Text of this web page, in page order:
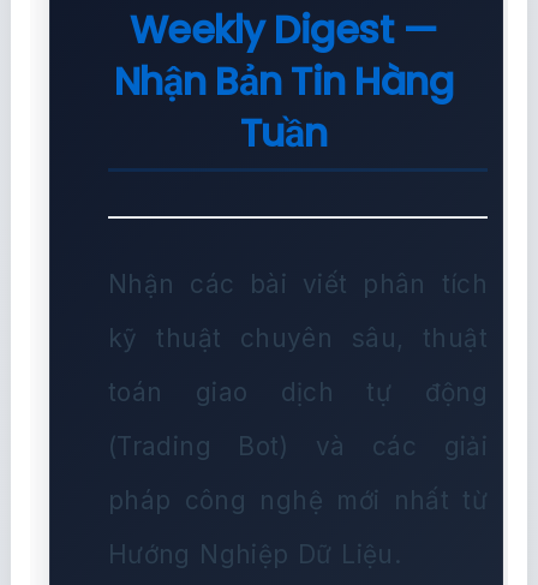
Weekly Digest —
Nhận Bản Tin Hàng
Tuần
Nhận các bài viết phân tích
kỹ thuật chuyên sâu, thuật
toán giao dịch tự động
(Trading Bot) và các giải
pháp công nghệ mới nhất từ
Hướng Nghiệp Dữ Liệu.